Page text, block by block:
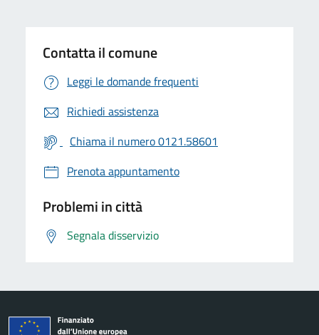
Contatta il comune
Leggi le domande frequenti
Richiedi assistenza
Chiama il numero 0121.58601
Prenota appuntamento
Problemi in città
Segnala disservizio